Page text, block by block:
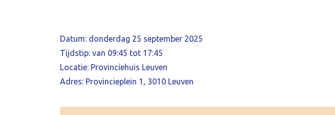
Datum: donderdag 25 september 2025
Tijdstip: van 09:45 tot 17:45
Locatie: Provinciehuis Leuven
Adres: Provincieplein 1, 3010 Leuven